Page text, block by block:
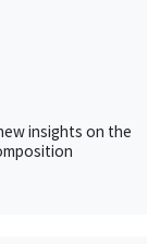
insights on the